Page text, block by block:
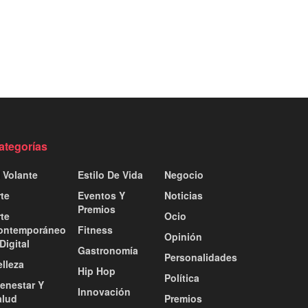
Volante
Y
Estilo De Vida
Eventos Y
Premios
Fitness
Gastronomía
Hip Hop
Innovación
Negocio
Noticias
Ocio
Opinión
Personalidades
Política
Premios